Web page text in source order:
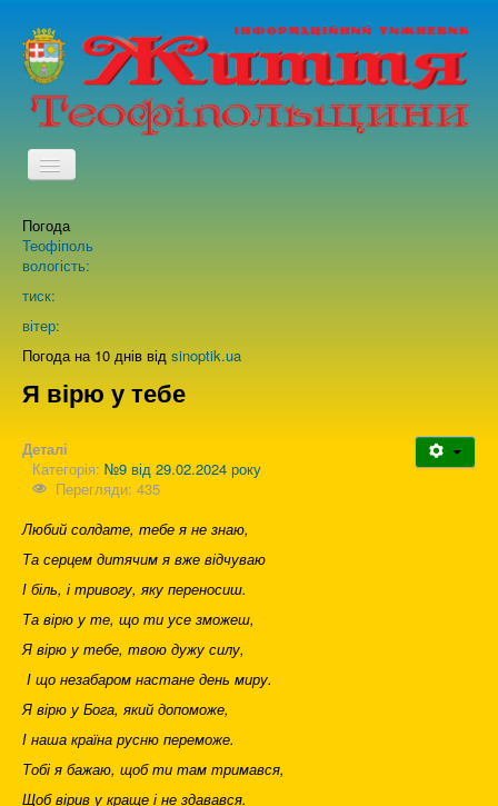
TPL_PROTOSTAR_TOGGLE_MENU
Про нас
Погода
Теофіполь
вологість:
тиск:
вітер:
Погода на 10 днів від sinoptik.ua
Я вірю у тебе
Деталі
Категорія: №9 від 29.02.2024 року
Перегляди: 435
Любий солдате, тебе я не знаю,
Та серцем дитячим я вже відчуваю
І біль, і тривогу, яку переносиш.
Та вірю у те, що ти усе зможеш,
Я вірю у тебе, твою дужу силу,
І що незабаром настане день миру.
Я вірю у Бога, який допоможе,
І наша країна русню переможе.
Тобі я бажаю, щоб ти там тримався,
Щоб вірив у краще і не здавався.